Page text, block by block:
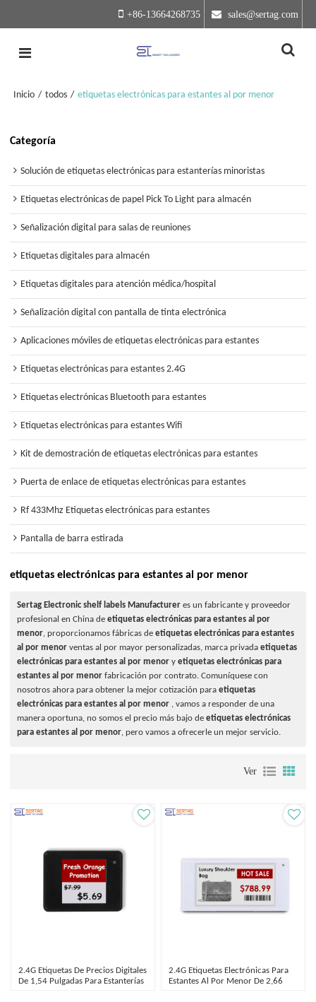
+86-13664268735 sales@sertag.com
Inicio / todos / etiquetas electrónicas para estantes al por menor
Categoría
Solución de etiquetas electrónicas para estanterías minoristas
Etiquetas electrónicas de papel Pick To Light para almacén
Señalización digital para salas de reuniones
Etiquetas digitales para almacén
Etiquetas digitales para atención médica/hospital
Señalización digital con pantalla de tinta electrónica
Aplicaciones móviles de etiquetas electrónicas para estantes
Etiquetas electrónicas para estantes 2.4G
Etiquetas electrónicas Bluetooth para estantes
Etiquetas electrónicas para estantes Wifi
Kit de demostración de etiquetas electrónicas para estantes
Puerta de enlace de etiquetas electrónicas para estantes
Rf 433Mhz Etiquetas electrónicas para estantes
Pantalla de barra estirada
etiquetas electrónicas para estantes al por menor
Sertag Electronic shelf labels Manufacturer es un fabricante y proveedor
profesional en China deetiquetas electrónicas para estantes al por
menor, proporcionamos fábricas deetiquetas electrónicas para estantes
al por menor ventas al por mayor personalizadas, marca privadaetiquetas
electrónicas para estantes al por menor yetiquetas electrónicas para
estantes al por menor fabricación por contrato. Comuníquese con
nosotros ahora para obtener la mejor cotización paraetiquetas
electrónicas para estantes al por menor , vamos a responder de una
manera oportuna, no somos el precio más bajo deetiquetas electrónicas
para estantes al por menor, pero vamos a ofrecerle un mejor servicio.
Ver
2.4G Etiquetas De Precios Digitales
De 1,54 Pulgadas Para Estanterías
2.4G Etiquetas Electrónicas Para
Estantes Al Por Menor De 2,66